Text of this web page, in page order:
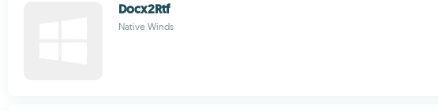
Docx2Rtf
Native Winds